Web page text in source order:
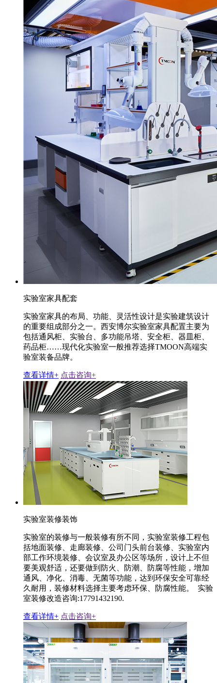
实验室家具配套
实验室家具的布局、功能、灵活性设计是实验建筑设计
的重要组成部分之一。西安博尔实验室家具配置主要为
包括通风柜、实验台、多功能吊塔、安全柜、器皿柜、
药品柜……现代化实验室一般推荐选择TMOON高端实
验室装备品牌。
查看详情+ 点击咨询+
实验室装修装饰
实验室的装修与一般装修有所不同，实验室装修工程包
括地面装修、走廊装修、公司门头前台装修、实验室内
部工作环境装修、会议室及办公区等场所，设计上不但
要美观舒适，还要做到防火、防潮、防腐等性能，增加
通风、净化、消毒、无菌等功能，达到环保安全可靠经
久耐用，装修材料选择主要考虑环保、防腐性能。 实验
室装修改造咨询:17791432190.
查看详情+ 点击咨询+